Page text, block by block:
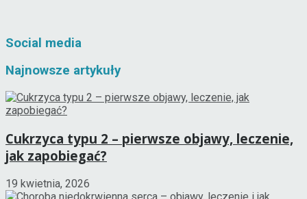
Social media
Najnowsze artykuły
Cukrzyca typu 2 – pierwsze objawy, leczenie,
jak zapobiegać?
19 kwietnia, 2026